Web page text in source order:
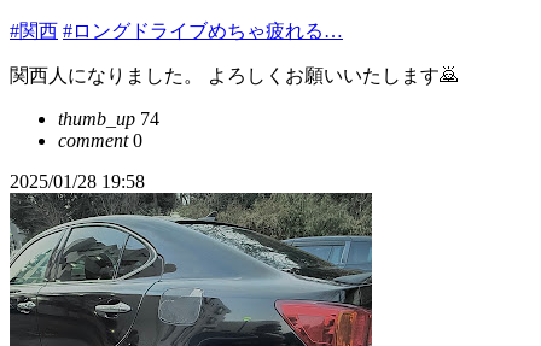
#関西 #ロングドライブめちゃ疲れる…
関西人になりました。 よろしくお願いいたします🙇
thumb_up 74
comment0
2025/01/28 19:58